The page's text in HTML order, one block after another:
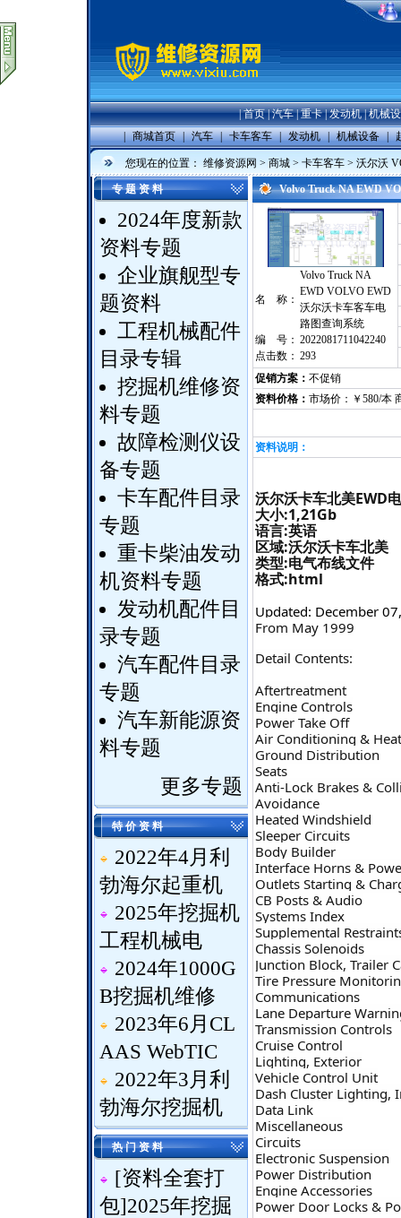
|首页|汽车|重卡|发动机|机械
| 商城首页 | 汽车 | 卡车客车 | 发动机 | 机械设备 |
您现在的位置： 维修资源网 > 商城 > 卡车客车 > 沃尔沃
专 题 资 料
2024年度新款
资料专题
企业旗舰型专
题资料
工程机械配件
目录专辑
挖掘机维修资
料专题
故障检测仪设
备专题
卡车配件目录
专题
重卡柴油发动
机资料专题
发动机配件目
录专题
汽车配件目录
专题
汽车新能源资
料专题
更多专题
特 价 资 料
2022年4月利
勃海尔起重机
2025年挖掘机
工程机械电
2024年1000G
B挖掘机维修
2023年6月CL
AAS WebTIC
2022年3月利
勃海尔挖掘机
热 门 资 料
[资料全套打
包]2025年挖掘
Volvo Truck NA EWD
名 称：
Volvo Truck NA
EWD VOLVO EWD
沃尔沃卡车客车电
路图查询系统
编 号： 2022081711042240
点击数： 293
促销方案： 不促销
资料价格： 市场价：￥580/本
资料说明：
沃尔沃卡车北美EWD
大小:1,21Gb
语言:英语
区域:沃尔沃卡车北美
类型:电气布线文件
格式:html
Updated: December
From May 1999
Detail Contents:
Aftertreatment
Engine Controls
Power Take Off
Air Conditioning &
Ground Distribution
Seats
Anti-Lock Brakes &
Avoidance
Heated Windshield
Sleeper Circuits
Body Builder
Interface Horns &
Outlets Starting &
CB Posts & Audio
Systems Index
Supplemental
Chassis Solenoids
Junction Block, Trailer
Tire Pressure
Communications
Lane Departure
Transmission Controls
Cruise Control
Lighting, Exterior
Vehicle Control Unit
Dash Cluster Lighting,
Data Link
Miscellaneous
Circuits
Electronic Suspension
Power Distribution
Engine Accessories
Power Door Locks &